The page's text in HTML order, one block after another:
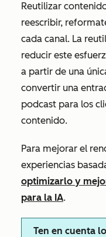
Reutilizar
reescribir,
cada canal. La
reducir este
a partir de una
convertir una
podcast para los
contenido.
Para mejorar el
experiencias
optimizarlo y
para la IA.
Ten en cuenta